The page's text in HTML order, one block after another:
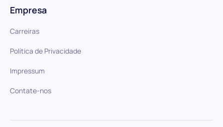
Empresa
Carreiras
Política de Privacidade
Impressum
Contate-nos